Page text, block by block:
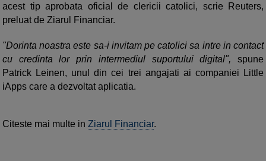
acest tip aprobata oficial de clericii catolici, scrie Reuters,
preluat de Ziarul Financiar.
"Dorinta noastra este sa-i invitam pe catolici sa intre in contact
cu credinta lor prin intermediul suportului digital", spune
Patrick Leinen, unul din cei trei angajati ai companiei Little
iApps care a dezvoltat aplicatia.
Citeste mai multe in Ziarul Financiar.